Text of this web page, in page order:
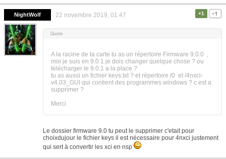
NightWolf 22 novembre 2019, 01:47 +1
A la racine de ta carte tu as un répertoire Firmware 9.0.0 ,
moi je suis en 9.0.1 je dois changer quelque chose ? ou
télécharger le 9.0.1 a la place ?
tu as aussi un fichier keys.txt ? et répertoire /0 et /4nxci-
v4.03_GUI qui contient des programmes windows ? c est a
supprimer ?
Merci
Le dossier firmware 9.0 tu peut le supprimer c'etait pour
choixdujour le fichier keys il est nécessaire pour 4nxci justement
qui sert à convertir les xci en nsp